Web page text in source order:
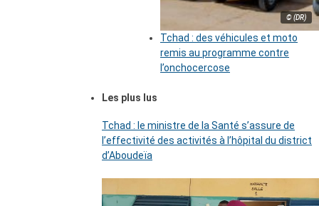
© (DR)
Tchad : des véhicules et moto
remis au programme contre
l’onchocercose
Les plus lus
Tchad : le ministre de la Santé s’assure de
l’effectivité des activités à l’hôpital du district
d’Aboudeïa